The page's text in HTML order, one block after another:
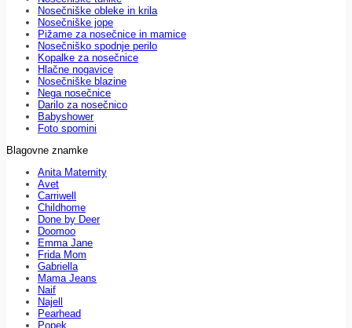
Nosečniške obleke in krila
Nosečniške jope
Pižame za nosečnice in mamice
Nosečniško spodnje perilo
Kopalke za nosečnice
Hlačne nogavice
Nosečniške blazine
Nega nosečnice
Darilo za nosečnico
Babyshower
Foto spomini
Blagovne znamke
Anita Maternity
Avet
Carriwell
Childhome
Done by Deer
Doomoo
Emma Jane
Frida Mom
Gabriella
Mama Jeans
Naif
Najell
Pearhead
Popek